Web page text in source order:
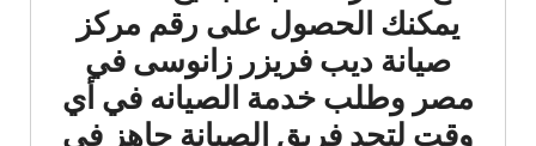
يمكنك الحصول على رقم مركز
صيانة ديب فريزر زانوسى في
مصر وطلب خدمة الصيانه في أي
وقت لتجد فريق الصيانة جاهز في